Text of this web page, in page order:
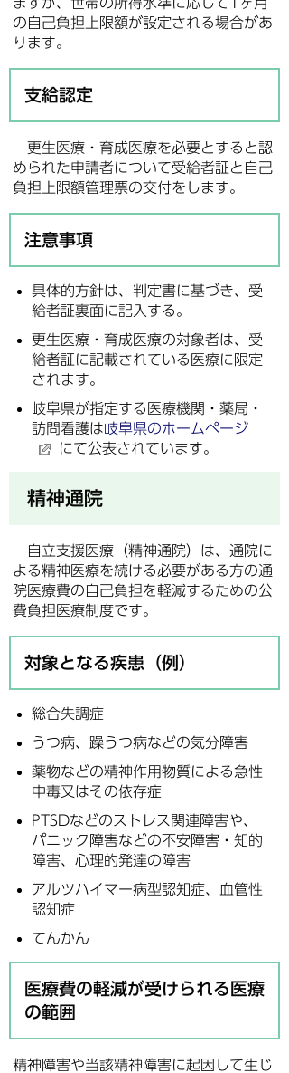
の自己負担上限額が設定される場合があ
ります。
支給認定
更生医療・育成医療を必要とすると認
められた申請者について受給者証と自己
負担上限額管理票の交付をします。
注意事項
具体的方針は、判定書に基づき、受
給者証裏面に記入する。
更生医療・育成医療の対象者は、受
給者証に記載されている医療に限定
されます。
岐阜県が指定する医療機関・薬局・
訪問看護は岐阜県のホームページ
にて公表されています。
精神通院
自立支援医療（精神通院）は、通院に
よる精神医療を続ける必要がある方の通
院医療費の自己負担を軽減するための公
費負担医療制度です。
対象となる疾患（例）
総合失調症
うつ病、躁うつ病などの気分障害
薬物などの精神作用物質による急性
中毒又はその依存症
PTSDなどのストレス関連障害や、
パニック障害などの不安障害・知的
障害、心理的発達の障害
アルツハイマー病型認知症、血管性
認知症
てんかん
医療費の軽減が受けられる医療
の範囲
精神障害や当該精神障害に起因して生じ